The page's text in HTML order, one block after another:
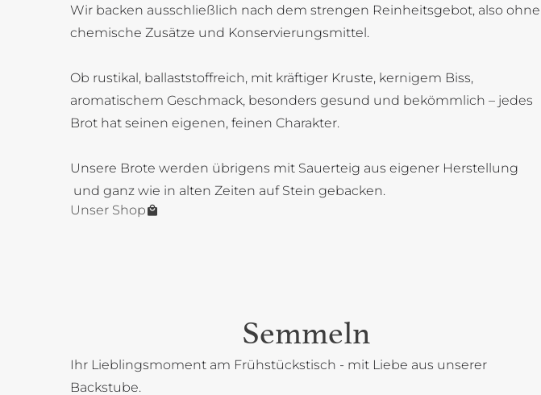
Herzhaft oder süß - Beste Qualität und Frische sind garantiert
Wir backen ausschließlich nach dem strengen Reinheitsgebot, also ohne
chemische Zusätze und Konservierungsmittel.
Ob rustikal, ballaststoffreich, mit kräftiger Kruste, kernigem Biss,
aromatischem Geschmack, besonders gesund und bekömmlich – jedes
Brot hat seinen eigenen, feinen Charakter.
Unsere Brote werden übrigens mit Sauerteig aus eigener Herstellung
und ganz wie in alten Zeiten auf Stein gebacken.
Unser Shop
Semmeln
Ihr Lieblingsmoment am Frühstückstisch - mit Liebe aus unserer
Backstube.